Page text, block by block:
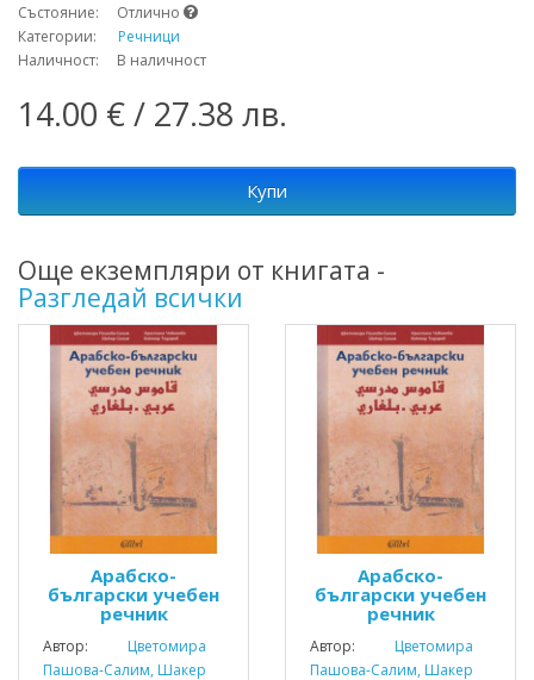
Състояние: Отлично
Категории: Речници
Наличност: В наличност
14.00 € / 27.38 лв.
Купи
Още екземпляри от книгата -
Разгледай всички
Арабско-
български учебен
речник
Автор:
Цветомира
Пашова-Салим, Шакер
Арабско-
български учебен
речник
Автор:
Цветомира
Пашова-Салим, Шакер